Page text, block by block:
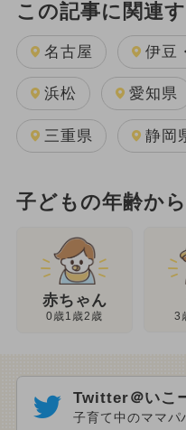
この記事に関連
名古屋 伊豆
浜松 愛知県
三重県 静岡
子どもの年齢か
赤ちゃん
0歳1歳2歳 3
Twitter＠いこ
子育て中のママパ